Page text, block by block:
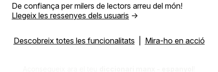
De confiança per milers de lectors arreu del món!
Llegeix les ressenyes dels usuaris →
Descobreix totes les funcionalitats Mira-ho en acció